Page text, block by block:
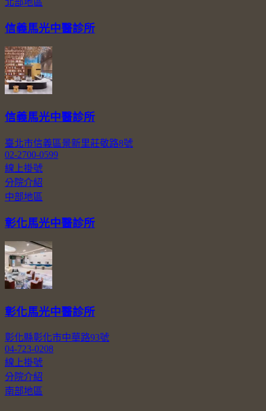
信義馬光中醫診所
信義馬光中醫診所
臺北市信義區景新里莊敬路8號
02-2700-0599
線上掛號
分院介紹
中部地區
彰化馬光中醫診所
彰化馬光中醫診所
彰化縣彰化市中華路93號
04-723-0208
線上掛號
分院介紹
南部地區